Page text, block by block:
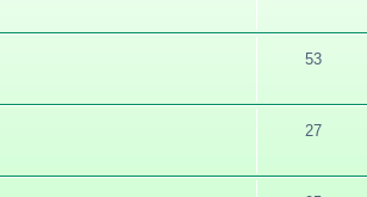
53
27